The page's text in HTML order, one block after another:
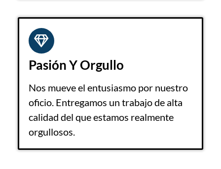
Pasión Y Orgullo
Nos mueve el entusiasmo por nuestro
oficio. Entregamos un trabajo de alta
calidad del que estamos realmente
orgullosos.